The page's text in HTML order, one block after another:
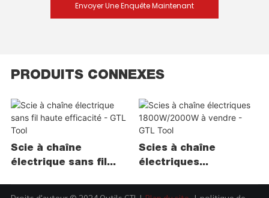
Envoyer Une Enquête Maintenant
PRODUITS CONNEXES
Scie à chaîne
électrique sans fil
Scies à chaîne
électriques